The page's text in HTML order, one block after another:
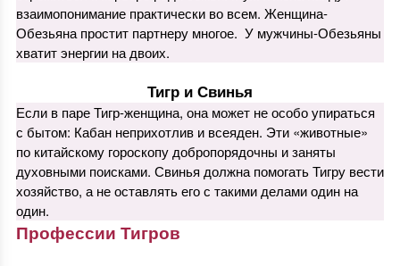
взаимопонимание практически во всем. Женщина-
Обезьяна простит партнеру многое. У мужчины-Обезьяны
хватит энергии на двоих.
Тигр и Свинья
Если в паре Тигр-женщина, она может не особо упираться
с бытом: Кабан неприхотлив и всеяден. Эти «животные»
по китайскому гороскопу добропорядочны и заняты
духовными поисками. Свинья должна помогать Тигру вести
хозяйство, а не оставлять его с такими делами один на
один.
Профессии Тигров